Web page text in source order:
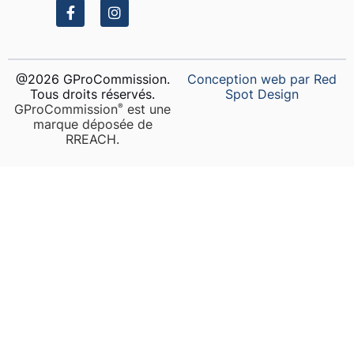
@2026 GProCommission.
Tous droits réservés.
GProCommission®️ est une
marque déposée de
RREACH.
Conception web par Red
Spot Design